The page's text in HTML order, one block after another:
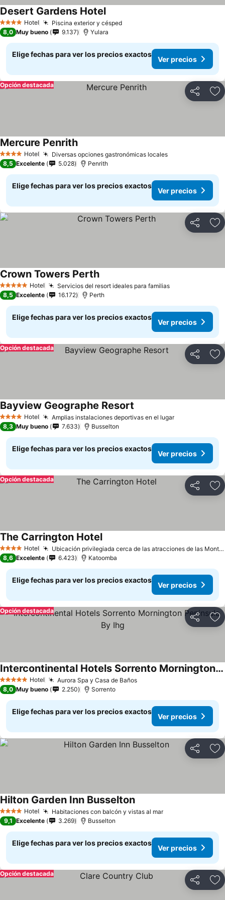
4 EstrellasHotel Piscina exterior y céspedVer precios
Desert Gardens HotelVer precios
8,0 Muy bueno 9.137 Yulara
Elige fechas para ver los precios exactos
Ver precios
Compartir
Opción destacada
4 EstrellasHotel Diversas opciones gastronómicas localesVer precios
Mercure PenrithVer precios
8,5 Excelente 5.028 Penrith
Elige fechas para ver los precios exactos
Ver precios
Compartir
5 Estrellas Hotel Servicios del resort ideales para familiasVer precios
Crown Towers PerthVer precios
8,5 Excelente 16.172 Perth
Elige fechas para ver los precios exactos
Ver precios
Compartir
Opción destacada
4 EstrellasHotel Amplias instalaciones deportivas en el lugarVer precios
Bayview Geographe Resort
8,3 Muy bueno 7.633 Busselton
Elige fechas para ver los precios exactos
Ver precios
Compartir
Opción destacada
4 EstrellasHotel Ubicación privilegiada cerca de las atracciones de las Montañas Azules
The Carrington HotelVer precios
8,6 Excelente 6.423 Katoomba
Elige fechas para ver los precios exactos
Ver precios
Compartir
Opción destacada
5 Estrellas Hotel Aurora Spa y Casa de BañosVer precios
Intercontinental Hotels Sorrento Mornington Peninsula By Ihg
Ver precios
8,0 Muy bueno 2.250 Sorrento
Elige fechas para ver los precios exactos
Ver precios
Compartir
4 EstrellasHotel Habitaciones con balcón y vistas al marVer precios
Hilton Garden Inn BusseltonVer precios
9,1 Excelente 3.269 Busselton
Elige fechas para ver los precios exactos
Ver precios
Compartir
Opción destacada